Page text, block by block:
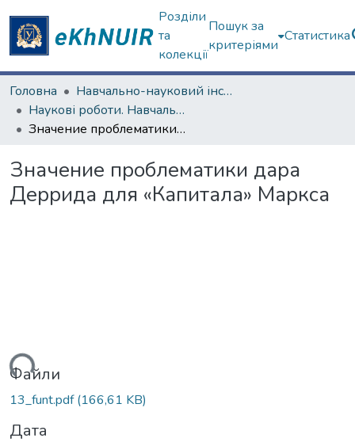
Розділи
та
колекції
Пошук за
критеріями
Статистика
Головна
Навчально-науковий інститут філософії, культурології, політології
Наукові роботи. Навчально-науковий інститут філософії, культурології, політології
Значение проблематики дара Деррида для «Капитала» Маркса
Значение проблематики дара
Деррида для «Капитала» Маркса
Файли
13_funt.pdf(166,61 KB)
Дата